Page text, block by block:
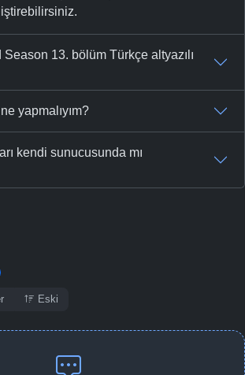
13. bölüm Türkçe altyazılı
yapmalıyım?
kendi sunucusunda mı
Eski